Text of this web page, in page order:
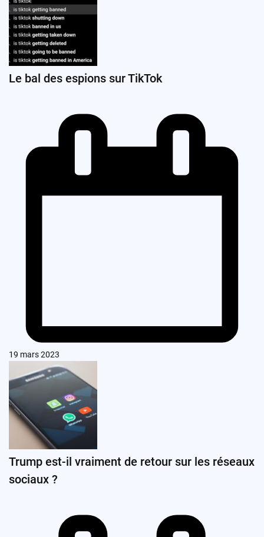
Le bal des espions sur TikTok
19 mars 2023
Trump est-il vraiment de retour sur les réseaux
sociaux ?